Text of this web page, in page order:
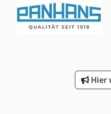
x Hängegestell für
Hier